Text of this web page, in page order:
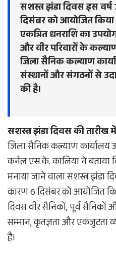
सशस्त्र झंडा दिवस इस
दिसंबर को आयोजित किया
एकत्रित धनराशि का
और वीर परिवारों के
जिला सैनिक कल्याण
संस्थानों और संगठनों से
की है।
सशस्त्र झंडा दिवस की तारीख
जिला सैनिक कल्याण
कर्नल एस.के. कालिया ने बताया
मनाया जाने वाला सशस्त्र झंडा
कारण 6 दिसंबर को आयोजित
दिवस वीर सैनिकों, पूर्व सैनिकों
सम्मान, कृतज्ञता और एकजुटता
है।